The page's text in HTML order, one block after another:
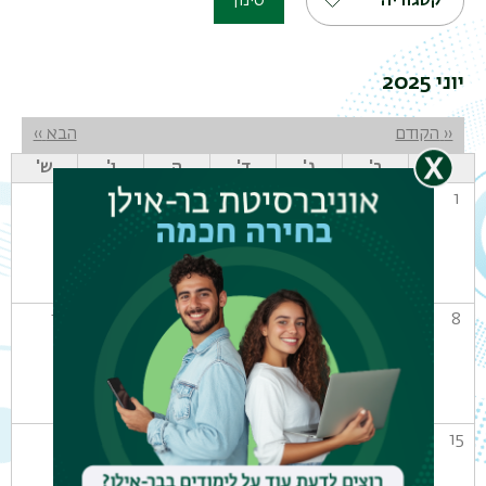
יוני 2025
דפדוף
‹‹ הקודם הבא ››
א'
ב' ג' ד' ה ו'
ש'
1
3
4
5
6
8
10
11
12
14
15
17
18
19